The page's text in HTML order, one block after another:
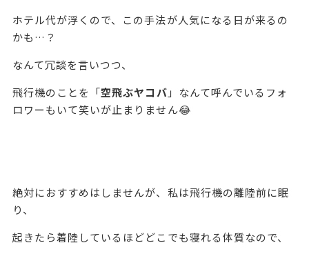
ホテル代が浮くので、この手法が人気になる日が来るの
かも…？
なんて冗談を言いつつ、
飛行機のことを「空飛ぶヤコバ 」なんて呼んでいるフォ
ロワーもいて笑いが止まりません😂
絶対におすすめはしませんが、私は飛行機の離陸前に眠
り、
起きたら着陸しているほどどこでも寝れる体質なので、